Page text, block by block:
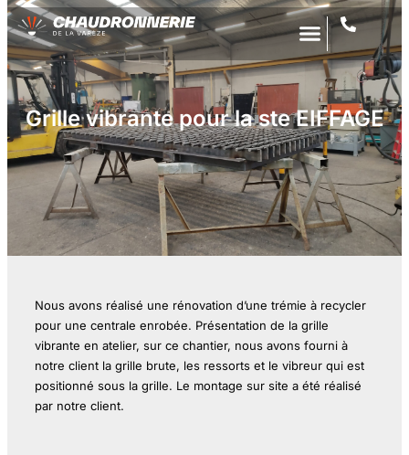
Grille vibrante pour la ste EIFFAGE
Nous avons réalisé une rénovation d’une trémie à recycler
pour une centrale enrobée. Présentation de la grille
vibrante en atelier, sur ce chantier, nous avons fourni à
notre client la grille brute, les ressorts et le vibreur qui est
positionné sous la grille. Le montage sur site a été réalisé
par notre client.